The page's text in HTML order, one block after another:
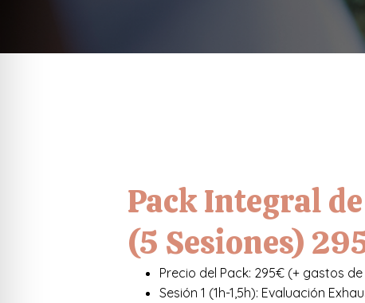
Pack Integral
(5 Sesiones)
Precio del Pack: 295€ (+ gastos
Sesión 1 (1h-1,5h): Evaluación